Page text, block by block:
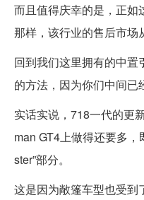
而且值得庆幸的是，正如
那样，该行业的售后市场
回到我们这里拥有的中
的方法，因为你们中间已
实话实说，718一代的更
man GT4上做得还要多
ster”部分。
这是因为敞篷车型也受到